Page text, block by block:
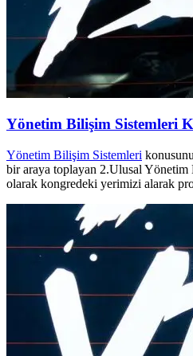
Yönetim Bilişim Sistemleri
Yönetim Bilişim Sistemleri
bir araya toplayan 2.Ulusal Yönetim
olarak kongredeki yerimizi alarak